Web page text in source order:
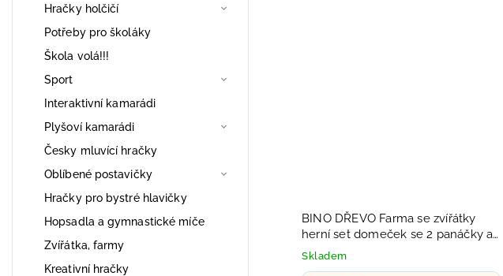
Hračky holčičí
Potřeby pro školáky
Škola volá!!!
Sport
Interaktivní kamarádi
Plyšoví kamarádi
Česky mluvící hračky
Oblíbené postavičky
Hračky pro bystré hlavičky
Hopsadla a gymnastické míče
Zvířátka, farmy
Kreativní hračky
BINO DŘEVO Farma se zvířátky
herní set domeček se 2 panáčky a
doplňky
Skladem